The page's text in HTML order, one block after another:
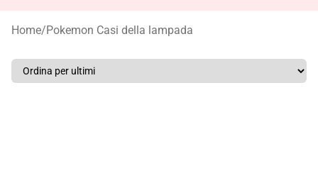
Home/Pokemon Casi della lampada